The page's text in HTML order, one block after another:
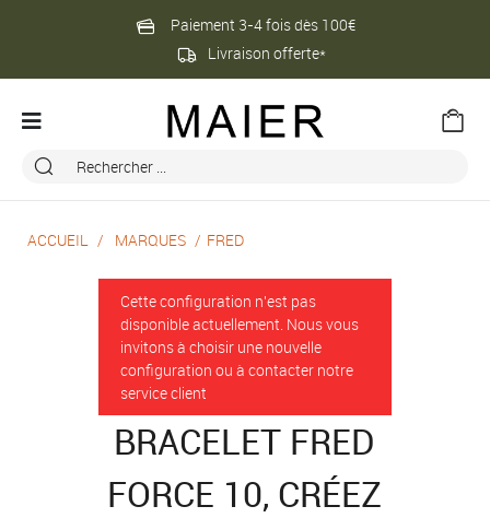
Paiement 3-4 fois dès 100€
Livraison offerte*
ACCUEIL MARQUES FRED
Cette configuration n'est pas
disponible actuellement. Nous vous
invitons à choisir une nouvelle
configuration ou à contacter notre
service client
BRACELET FRED
FORCE 10, CRÉEZ